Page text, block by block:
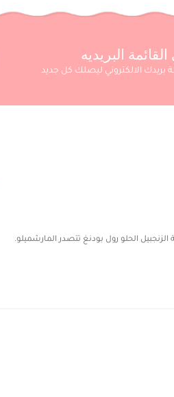
البريديه
الالكتروني ليصلك كل جديد
الحلو رول بودنغ تتصدر المارشميلو.